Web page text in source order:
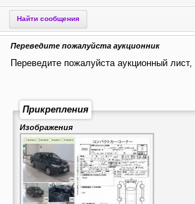
Найти сообщения
Переведите пожалуйста аукционник
Переведите пожалуйста аукционный лист,
Прикрепления
Изображения